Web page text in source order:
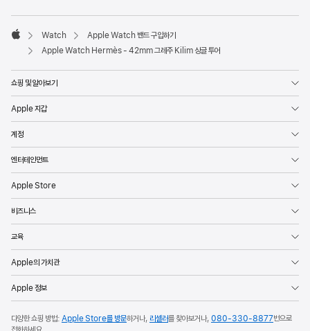
Apple
Watch
Apple Watch 밴드 구입하기
Apple Watch Hermès - 42mm 그레주 Kilim 싱글 투어
쇼핑 및 알아보기
Apple 지갑
계정
엔터테인먼트
Apple Store
비즈니스
교육
Apple의 가치관
Apple 정보
다양한 쇼핑 방법: Apple Store를 방문하거나, 리셀러를 찾아보거나, 080-330-8877번으로